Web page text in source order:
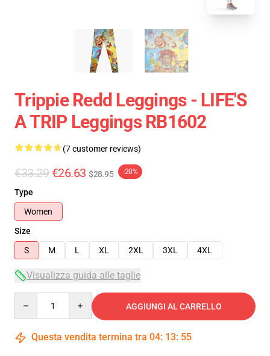
Trippie Redd Leggings - LIFE'S
A TRIP Leggings RB1602
(7 customer reviews)
€33.29 €26.63 $28.95 -20%
Type
Women
Size
S
M L XL 2XL 3XL 4XL
Visualizza guida alle taglie
AGGIUNGI AL CARRELLO
Questa vendita termina tra 04: 13: 54